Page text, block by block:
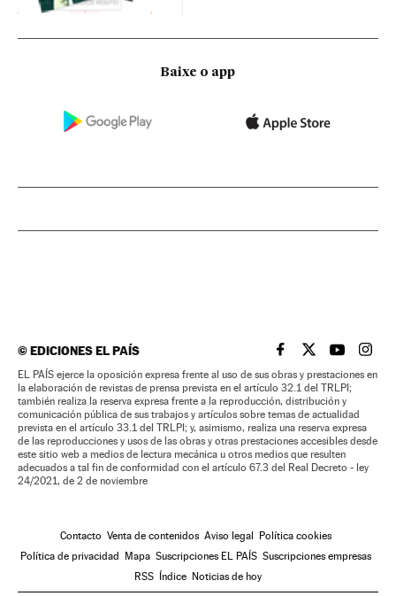
Baixe o app
©EDICIONES EL PAÍS EL PAÍS BRASIL EN
EL PAÍSEL PAÍS
EL
EL PAÍS ejerce la oposición expresa frente al uso de sus obras y prestaciones en
la elaboración de revistas de prensa prevista en el artículo 32.1 del TRLPI;
también realiza la reserva expresa frente a la reproducción, distribución y
comunicación pública de sus trabajos y artículos sobre temas de actualidad
prevista en el artículo 33.1 del TRLPI; y, asimismo, realiza una reserva expresa
de las reproducciones y usos de las obras y otras prestaciones accesibles desde
este sitio web a medios de lectura mecánica u otros medios que resulten
adecuados a tal fin de conformidad con el artículo 67.3 del Real Decreto - ley
24/2021, de 2 de noviembre
Contacto Venta de contenidos Aviso legal Política cookies
Política de privacidad Mapa Suscripciones EL PAÍS Suscripciones empresas
RSS Índice Noticias de hoy